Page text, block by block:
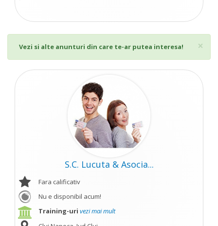
×
Vezi si alte anunturi din care te-ar putea interesa!
S.C. Lucuta & Asocia...
Fara calificativ
Nu e disponibil acum!
Training-uri vezi mai mult